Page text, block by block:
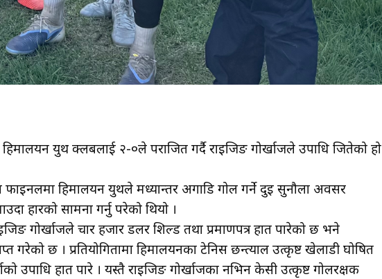
हिमालयन युथ क्लबलाई २-०ले पराजित गर्दै राइजिङ गोर्खाजले उपाधि जितेको हो
फाइनलमा हिमालयन युथले मध्यान्तर अगाडि गोल गर्ने दुइ सुनौला अवसर
हारको सामना गर्नु परेको थियो ।
गोर्खाजले चार हजार डलर शिल्ड तथा प्रमाणपत्र हात पारेको छ भने
गरेको छ । प्रतियोगितामा हिमालयनका टेनिस छन्त्याल उत्कृष्ट खेलाडी घोषित
उपाधि हात पारे । यस्तै राइजिङ गोर्खाजका नभिन केसी उत्कृष्ट गोलरक्षक